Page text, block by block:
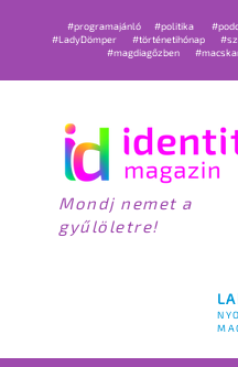
#programajánló #politika
#LadyDömper
#történetihónap
#magdiagőzben
Mondj nemet a
gyűlöletre!